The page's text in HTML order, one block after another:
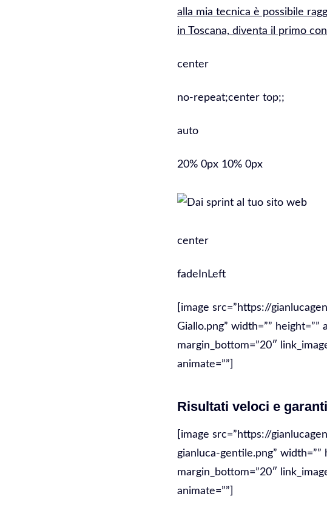
alla mia tecnica è possibile
in Toscana, diventa il primo
center
no-repeat;center top;;
auto
20% 0px 10% 0px
center
fadeInLeft
[image src=”https://
Giallo.png” width=”” height=””
margin_bottom=”20″
animate=””]
Risultati veloci e
[image src=”https://
gianluca-gentile.png” width=””
margin_bottom=”20″
animate=””]